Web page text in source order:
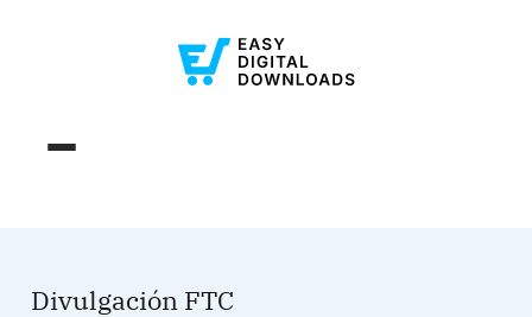
Divulgación FTC